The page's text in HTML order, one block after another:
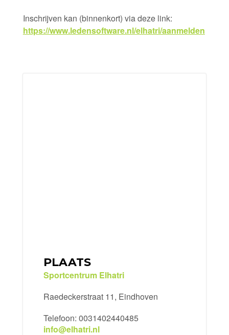
Inschrijven kan (binnenkort) via deze link:
https://www.ledensoftware.nl/elhatri/aanmelden
PLAATS
Sportcentrum Elhatri
Raedeckerstraat 11, Eindhoven
Telefoon: 0031402440485
info@elhatri.nl